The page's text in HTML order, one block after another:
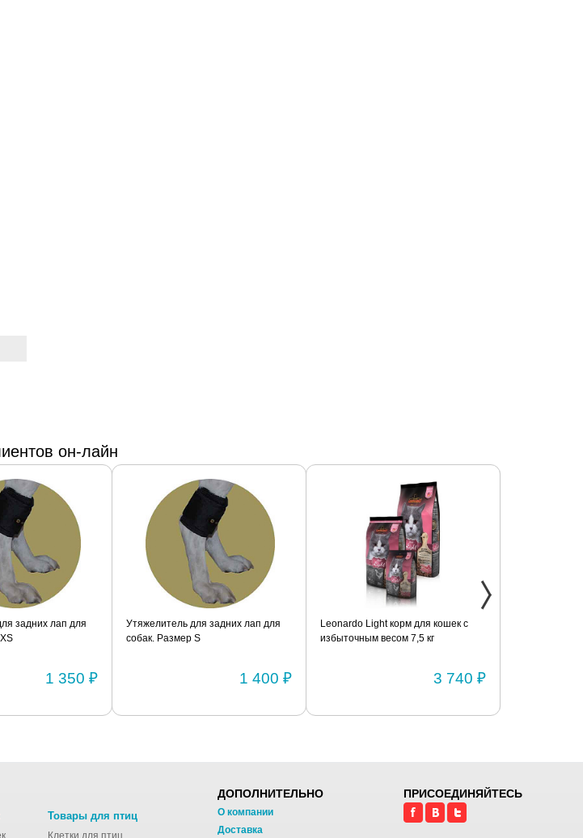
он-лайн
задних лап для
1 350 ₽
Утяжелитель для задних лап для
собак. Размер S
1 400 ₽
Leonardo Light корм для кошек с
избыточным весом 7,5 кг
3 740 ₽
Товары для птиц
Клетки для птиц
ДОПОЛНИТЕЛЬНО
О компании
Доставка
ПРИСОЕДИНЯЙТЕСЬ